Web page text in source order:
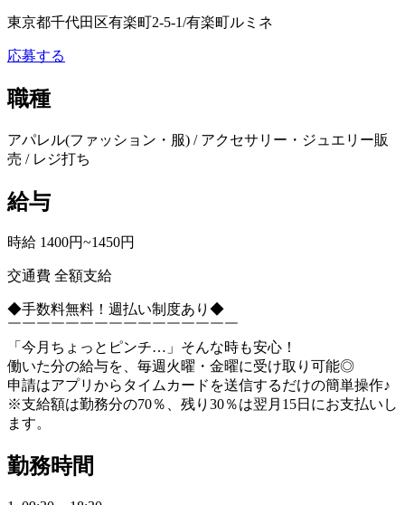
東京都千代田区有楽町2-5-1/有楽町ルミネ
応募する
職種
アパレル(ファッション・服) / アクセサリー・ジュエリー販
売 / レジ打ち
給与
時給 1400円~1450円
交通費 全額支給
◆手数料無料！週払い制度あり◆
￣￣￣￣￣￣￣￣￣￣￣￣￣￣￣￣
「今月ちょっとピンチ…」そんな時も安心！
働いた分の給与を、毎週火曜・金曜に受け取り可能◎
申請はアプリからタイムカードを送信するだけの簡単操作♪
※支給額は勤務分の70％、残り30％は翌月15日にお支払いし
ます。
勤務時間